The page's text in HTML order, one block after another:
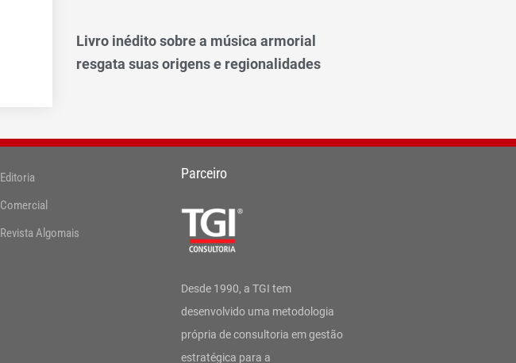
Livro inédito sobre a música armorial
resgata suas origens e regionalidades
Editoria
Comercial
Revista Algomais
Parceiro
Desde 1990, a TGI tem
desenvolvido uma metodologia
própria de consultoria em gestão
estratégica para a